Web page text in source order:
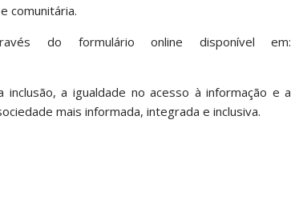
comunitária.
do formulário online disponível em:
a igualdade no acesso à informação e a
mais informada, integrada e inclusiva.